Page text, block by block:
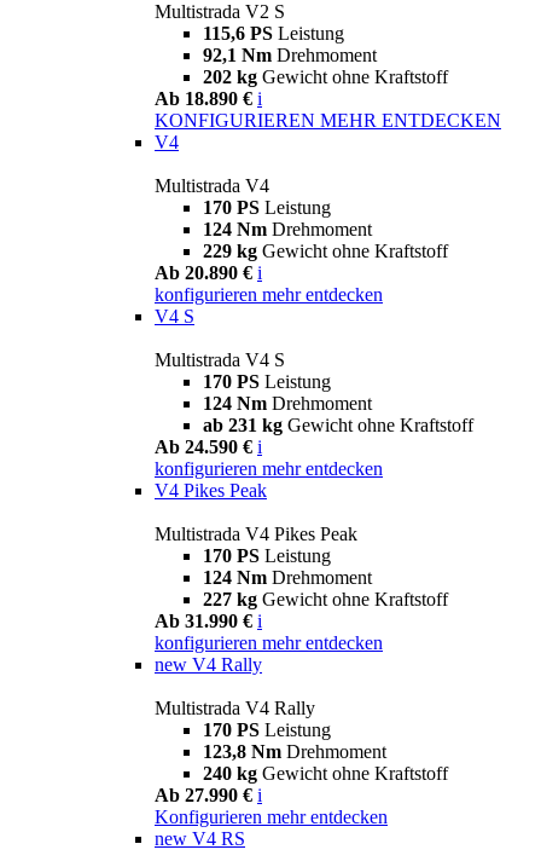
Multistrada V2 S
115,6 PS Leistung
92,1 Nm Drehmoment
202 kg Gewicht ohne Kraftstoff
Ab 18.890 € i
KONFIGURIEREN MEHR ENTDECKEN
V4
Multistrada V4
170 PS Leistung
124 Nm Drehmoment
229 kg Gewicht ohne Kraftstoff
Ab 20.890 € i
konfigurieren mehr entdecken
V4 S
Multistrada V4 S
170 PS Leistung
124 Nm Drehmoment
ab 231 kg Gewicht ohne Kraftstoff
Ab 24.590 € i
konfigurieren mehr entdecken
V4 Pikes Peak
Multistrada V4 Pikes Peak
170 PS Leistung
124 Nm Drehmoment
227 kg Gewicht ohne Kraftstoff
Ab 31.990 € i
konfigurieren mehr entdecken
new V4 Rally
Multistrada V4 Rally
170 PS Leistung
123,8 Nm Drehmoment
240 kg Gewicht ohne Kraftstoff
Ab 27.990 € i
Konfigurieren mehr entdecken
new V4 RS